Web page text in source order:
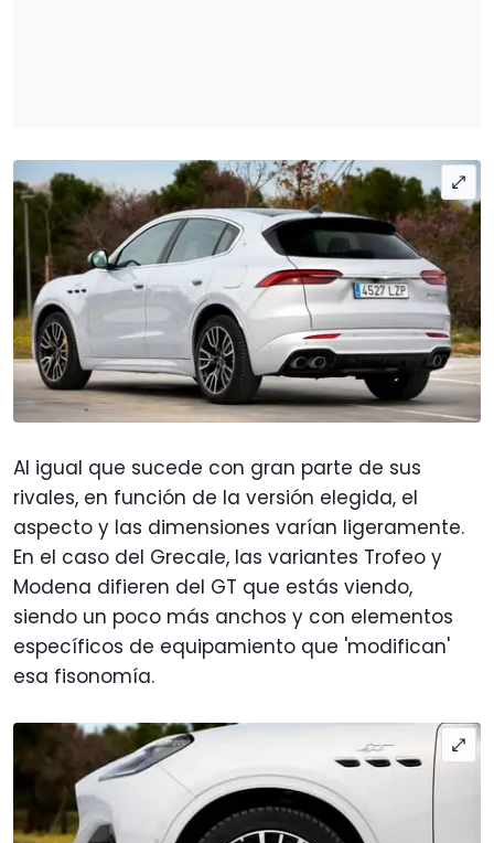
Al igual que sucede con gran parte de sus
rivales, en función de la versión elegida, el
aspecto y las dimensiones varían ligeramente.
En el caso del Grecale, las variantes Trofeo y
Modena difieren del GT que estás viendo,
siendo un poco más anchos y con elementos
específicos de equipamiento que 'modifican'
esa fisonomía.